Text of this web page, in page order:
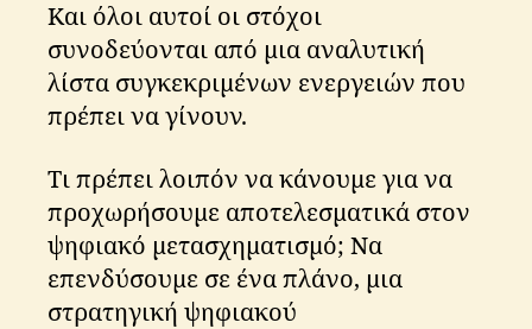
Και όλοι αυτοί οι στόχοι
συνοδεύονται από μια αναλυτική
λίστα συγκεκριμένων ενεργειών που
πρέπει να γίνουν.
Τι πρέπει λοιπόν να κάνουμε για να
προχωρήσουμε αποτελεσματικά στον
ψηφιακό μετασχηματισμό; Να
επενδύσουμε σε ένα πλάνο, μια
στρατηγική ψηφιακού